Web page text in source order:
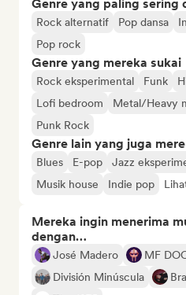
Genre yang paling sering
Rock alternatif Pop dansa
Pop rock
Genre yang mereka sukai
Rock eksperimental Funk
Lofi bedroom
Metal/Heavy
Punk Rock
Genre lain yang juga
Blues E-pop Jazz
Musik house
Indie pop
Mereka ingin menerima
dengan…
José Madero MF
División Minúscula